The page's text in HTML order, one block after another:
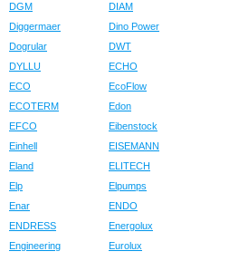
DGM
DIAM
Diggermaer
Dino Power
Dogrular
DWT
DYLLU
ECHO
ECO
EcoFlow
ECOTERM
Edon
EFCO
Eibenstock
Einhell
EISEMANN
Eland
ELITECH
Elp
Elpumps
Enar
ENDO
ENDRESS
Energolux
Engineering
Eurolux